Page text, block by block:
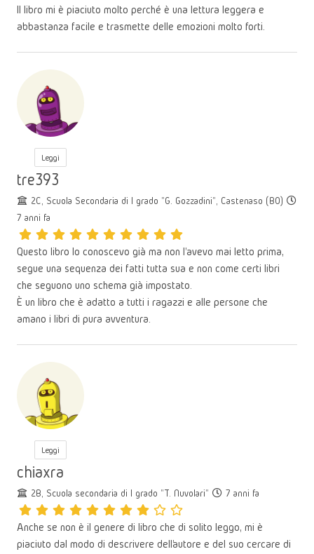
Il libro mi è piaciuto molto perché è una lettura leggera e
abbastanza facile e trasmette delle emozioni molto forti.
Leggi
tre393
2C, Scuola Secondaria di I grado "G. Gozzadini", Castenaso (BO)
7 anni fa
Questo libro lo conoscevo già ma non l'avevo mai letto prima,
segue una sequenza dei fatti tutta sua e non come certi libri
che seguono uno schema già impostato.
È un libro che è adatto a tutti i ragazzi e alle persone che
amano i libri di pura avventura.
Leggi
chiaxra
2B, Scuola secondaria di I grado "T. Nuvolari" 7 anni fa
Anche se non è il genere di libro che di solito leggo, mi è
piaciuto dal modo di descrivere dell’autore e del suo cercare di